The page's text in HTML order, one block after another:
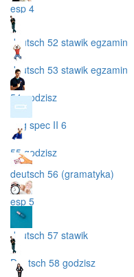
esp 4
deutsch 52 stawik egzamin
deutsch 53 stawik egzamin
54 godzisz
ang spec II 6
55 godzisz
deutsch 56 (gramatyka)
esp 5
deutsch 57 stawik
Deutsch 58 godzisz